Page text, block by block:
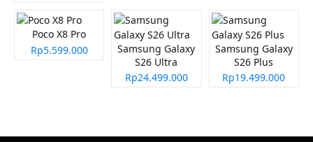
Poco X8 Pro
Rp5.599.000
Samsung Galaxy
S26 Ultra
Rp24.499.000
Samsung Galaxy
S26 Plus
Rp19.499.000